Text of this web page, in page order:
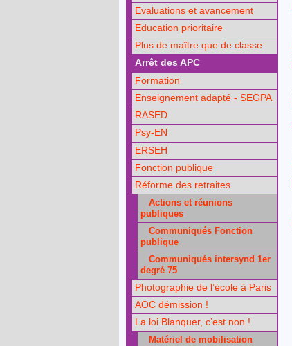
Evaluations et avancement
Education prioritaire
Plus de maître que de classe
Arrêt des APC
Formation
Enseignement adapté - SEGPA
RASED
Psy-EN
ERSEH
Fonction publique
Réforme des retraites
Actions et réunions
publiques
Communiqués Fonction
publique
Communiqués intersynd 1er
degré 75
Photographie de l’école à Paris
AOC démission !
La loi Blanquer, c’est non !
Matériel de mobilisation